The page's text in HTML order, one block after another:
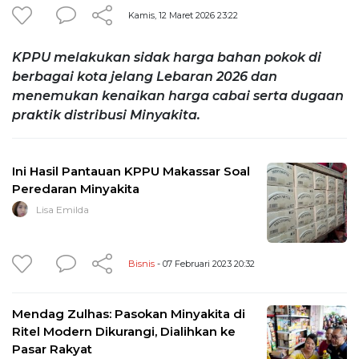
Kamis, 12 Maret 2026 23:22
KPPU melakukan sidak harga bahan pokok di
berbagai kota jelang Lebaran 2026 dan
menemukan kenaikan harga cabai serta dugaan
praktik distribusi Minyakita.
Ini Hasil Pantauan KPPU Makassar Soal
Peredaran Minyakita
Lisa Emilda
Bisnis - 07 Februari 2023 20:32
Mendag Zulhas: Pasokan Minyakita di
Ritel Modern Dikurangi, Dialihkan ke
Pasar Rakyat